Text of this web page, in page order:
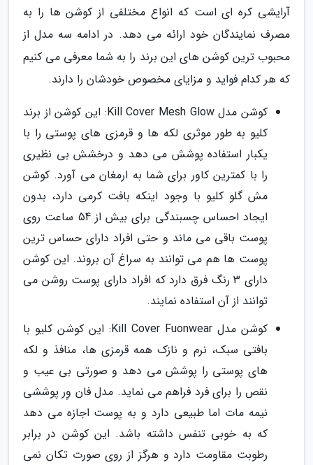
آرایشی کره ای است که انواع مختلفی از کوشن ها را به
مصرف نمایندگان خود ارائه می دهد. در ادامه سه مدل از
محبوب ترین کوشن های این برند را به شما معرفی می کنیم
که هر کدام فواید و مزایای مخصوص خودشان را دارند.
کوشن مدل Kill Cover Mesh Glow: این کوشن از برند
کلیو به طور موثری لکه ها و قرمزی های پوستی را با
یکبار استفاده پوشش می دهد و درخشش بی نظیری
را با کمترین کاور برای شما به ارمغان می آورد. کوشن
مش گلو کلیو با وجود اینکه بافت کرمی دارد، بدون
ایجاد احساس چسبندگی برای بیش از 54 ساعت روی
پوست باقی می ماند و حتی افراد دارای حساس ترین
پوست ها هم می توانند به سراغ آن بروند. این کوشن
دارای 3 رنگ فرق دارد که افراد دارای پوست روشن می
توانند از آن استفاده نمایند.
کوشن مدل Kill Cover Fuonwear: این کوشن کلیو با
بافتی سبک، نرم و نازک همه قرمزی ها، منافذ و لکه
های پوستی را پوشش می دهد و صورتی بی عیب و
نقص را برای فرد فراهم می نماید. مدل فان وِر پوششی
نیمه مات اما طبیعی دارد و به پوست اجازه می دهد
که به خوبی تنفس داشته باشد. این کوشن در برابر
رطوبت مقاومت دارد و هرگز از روی صورت تکان نمی